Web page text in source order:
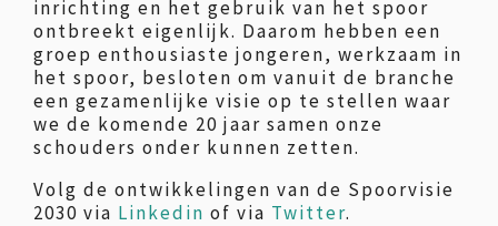
inrichting en het gebruik van het spoor
ontbreekt eigenlijk. Daarom hebben een
groep enthousiaste jongeren, werkzaam in
het spoor, besloten om vanuit de branche
een gezamenlijke visie op te stellen waar
we de komende 20 jaar samen onze
schouders onder kunnen zetten.
Volg de ontwikkelingen van de Spoorvisie
2030 via Linkedin of via Twitter.